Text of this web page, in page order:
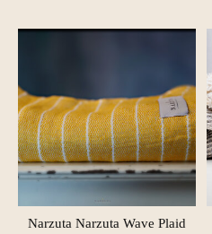
Narzuta Narzuta Wave Plaid